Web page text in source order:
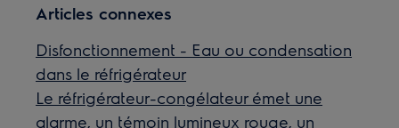
Articles connexes
Disfonctionnement - Eau ou condensation
dans le réfrigérateur
Le réfrigérateur-congélateur émet une
alarme, un témoin lumineux rouge, un